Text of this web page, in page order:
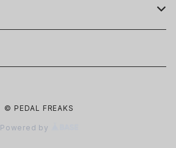
© PEDAL FREAKS
Powered by